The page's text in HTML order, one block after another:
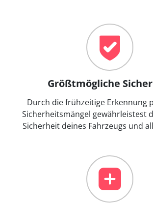
Größtmögliche
Durch die frühzeitige Erkennung
Sicherheitsmängel gewährleistest
Sicherheit deines Fahrzeugs und